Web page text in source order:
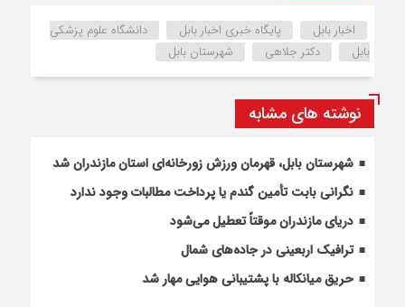
اخبار بابل پایگاه خبری اخبار بابل
دانشگاه علوم پزشکی
بابل
دکتر جلاهی شهرستان بابل
نوشته های مشابه
شهرستان بابل، قهرمان ورزش زورخانه‌ای استان مازندران شد
نگرانی بابت تأمین گندم یا پرداخت مطالبات وجود ندارد
دریای مازندران موقتاً تعطیل می‌شود
ترافیک اربعینی در جاده‌های شمال
حریق میانکاله با پشتیبانی هوایی مهار شد